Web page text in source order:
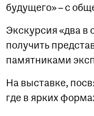
будущего» – с
Экскурсия «два в
получить
памятниками
На выставке,
где в ярких